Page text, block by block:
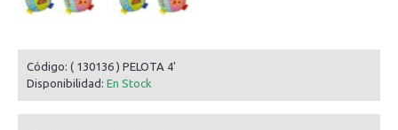
Código: ( 130136 ) PELOTA 4'
Disponibilidad: En Stock